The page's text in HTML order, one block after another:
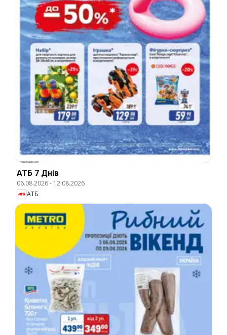
АТБ 7 Днів
06.08.2026- 12.08.2026
АТБ